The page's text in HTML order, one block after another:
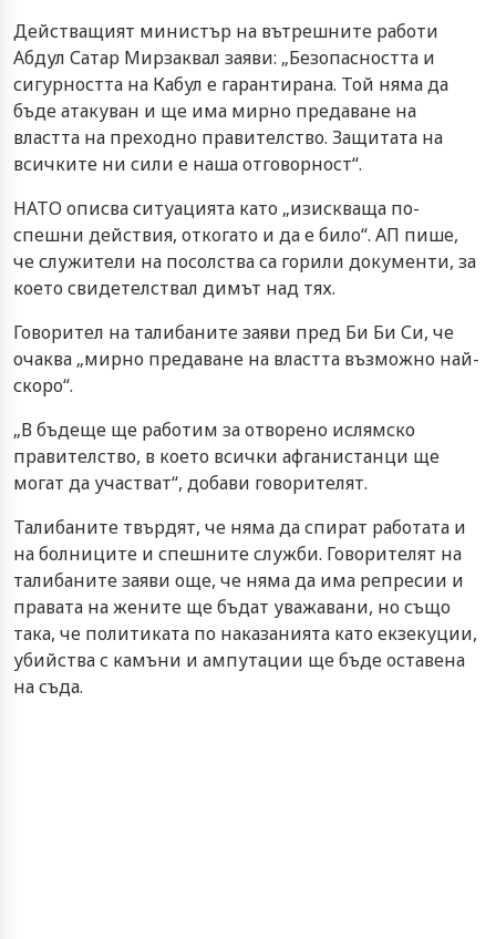
Действащият министър на вътрешните работи
Абдул Сатар Мирзаквал заяви: „Безопасността и
сигурността на Кабул е гарантирана. Той няма да
бъде атакуван и ще има мирно предаване на
властта на преходно правителство. Защитата на
всичките ни сили е наша отговорност“.
НАТО описва ситуацията като „изискваща по-
спешни действия, откогато и да е било“. АП пише,
че служители на посолства са горили документи, за
което свидетелствал димът над тях.
Говорител на талибаните заяви пред Би Би Си, че
очаква „мирно предаване на властта възможно най-
скоро“.
„В бъдеще ще работим за отворено ислямско
правителство, в което всички афганистанци ще
могат да участват“, добави говорителят.
Талибаните твърдят, че няма да спират работата и
на болниците и спешните служби. Говорителят на
талибаните заяви още, че няма да има репресии и
правата на жените ще бъдат уважавани, но също
така, че политиката по наказанията като екзекуции,
убийства с камъни и ампутации ще бъде оставена
на съда.